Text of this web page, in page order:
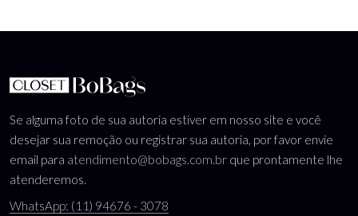
Se alguma foto de sua autoria estiver em nosso site e você
desejar sua remoção ou registrar sua autoria, por favor envie
email para atendimento@bobags.com.br que prontamente lhe
atenderemos.
WhatsApp: (11) 94676 - 3078